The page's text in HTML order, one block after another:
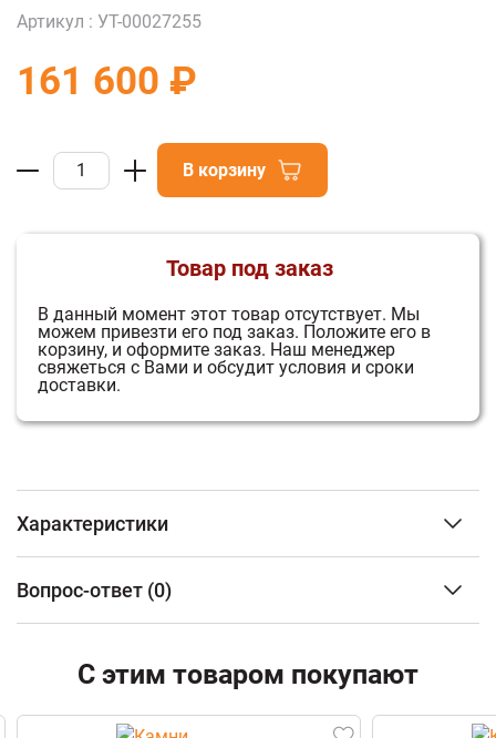
Артикул : УТ-00027255
161 600 ₽
В корзину
Товар под заказ
В данный момент этот товар отсутствует. Мы
можем привезти его под заказ. Положите его в
корзину, и оформите заказ. Наш менеджер
свяжеться с Вами и обсудит условия и сроки
доставки.
Характеристики
Тип топлива
Тип каменки
Наличие бака для воды
С
установки
Вопрос-ответ (0)
Email
С этим товаром покупают